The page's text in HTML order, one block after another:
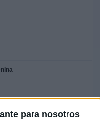
para nosotros